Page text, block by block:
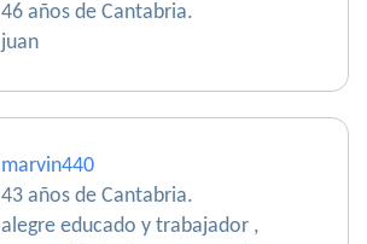
46 años de Cantabria.
juan
marvin440
43 años de Cantabria.
alegre educado y trabajador ,